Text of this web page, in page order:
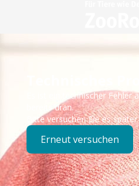
Technisches
Es ist ein technischer Fehler
bereits dran.
Bitte versuchen Sie es
Erneut versuchen